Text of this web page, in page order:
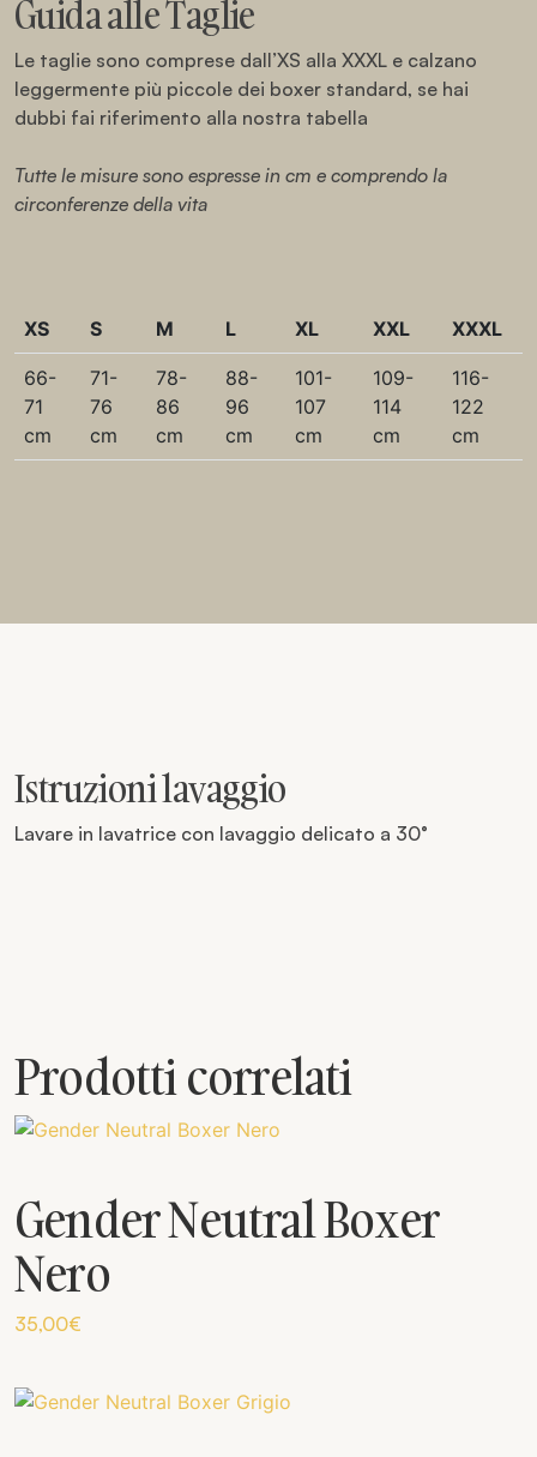
Guida alle Taglie
Le taglie sono comprese dall’XS alla XXXL e calzano
leggermente più piccole dei boxer standard, se hai
dubbi fai riferimento alla nostra tabella
Tutte le misure sono espresse in cm e comprendo la
circonferenze della vita
XS S M L XL XXL XXXL
66-
71
cm
71-
76
cm
78-
86
cm
88-
96
cm
101-
107
cm
109-
114
cm
116-
122
cm
Istruzioni lavaggio
Lavare in lavatrice con lavaggio delicato a 30°
Prodotti correlati
Gender Neutral Boxer
Nero
35,00€